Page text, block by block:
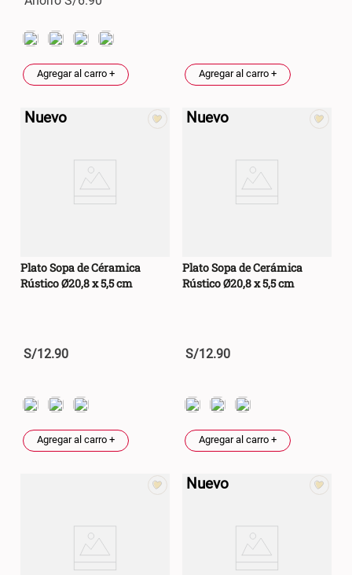
Agregar al carro + Agregar al carro +
Nuevo
Plato Sopa de Céramica
Rústico Ø20,8 x 5,5 cm
S/12.90
Agregar al carro +
Nuevo
Plato Sopa de Cerámica
Rústico Ø20,8 x 5,5 cm
S/12.90
Agregar al carro +
Nuevo